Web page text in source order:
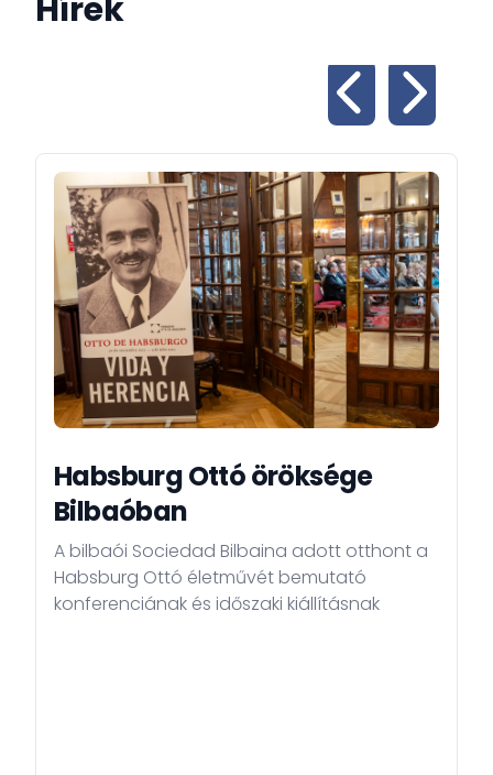
és új lehetőségeket nyisson meg mindkét ország
Ugyanilyen fontos a kulturális, tudományos, oktatási,
valamint az agrár- és élelmiszeripari
együttműködések erősítése, amelyek hosszú távon
biztos alapot jelentenek kapcsolatrendszerünk
fejlődéséhez.
Spanyolország a magyar utazók egyik legkedveltebb
célpontja, és örömmel tapasztaljuk, hogy egyre több
spanyol látogat el Magyarországra is. Hazánk
gazdag történelmi és kulturális öröksége, nagy múltú
fürdőkultúrája és változatos tájai emlékezetes
élményt nyújtanak minden vendég számára.
Bízom benne, hogy nagyköveti megbízatásom során
és új együttműködési területek nyílnak meg
országaink között.
Honlapunk célja, hogy átlátható és pontos
tájékoztatást nyújtson Magyarországról, a konzuli
ügyintézésről és kétoldalú kapcsolataink alakulásáról.
Hírek
Habsburg Ottó öröksége
Bilbaóban
A bilbaói Sociedad Bilbaina adott otthont a
Habsburg Ottó életművét bemutató
konferenciának és időszaki kiállításnak